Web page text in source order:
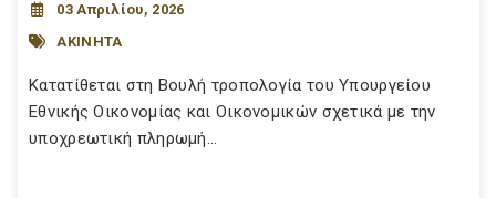
03 Απριλίου, 2026
ΑΚΙΝΗΤΑ
Κατατίθεται στη Βουλή τροπολογία του Υπουργείου
Εθνικής Οικονομίας και Οικονομικών σχετικά με την
υποχρεωτική πληρωμή...